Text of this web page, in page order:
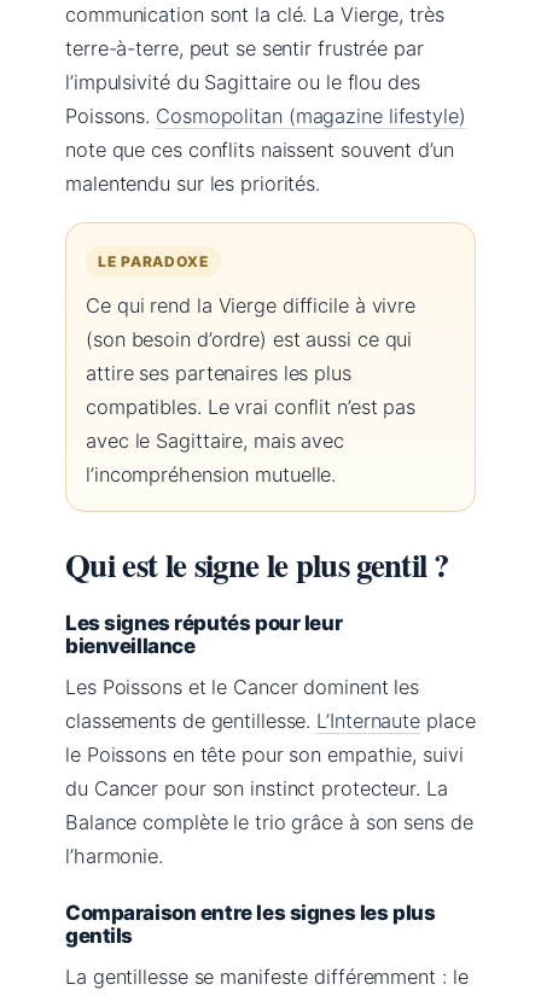
communication sont la clé. La Vierge, très
terre-à-terre, peut se sentir frustrée par
l’impulsivité du Sagittaire ou le flou des
Poissons. Cosmopolitan (magazine lifestyle)
note que ces conflits naissent souvent d’un
malentendu sur les priorités.
LE PARADOXE
Ce qui rend la Vierge difficile à vivre
(son besoin d’ordre) est aussi ce qui
attire ses partenaires les plus
compatibles. Le vrai conflit n’est pas
avec le Sagittaire, mais avec
l’incompréhension mutuelle.
Qui est le signe le plus gentil ?
Les signes réputés pour leur
bienveillance
Les Poissons et le Cancer dominent les
classements de gentillesse. L’Internaute place
le Poissons en tête pour son empathie, suivi
du Cancer pour son instinct protecteur. La
Balance complète le trio grâce à son sens de
l’harmonie.
Comparaison entre les signes les plus
gentils
La gentillesse se manifeste différemment : le